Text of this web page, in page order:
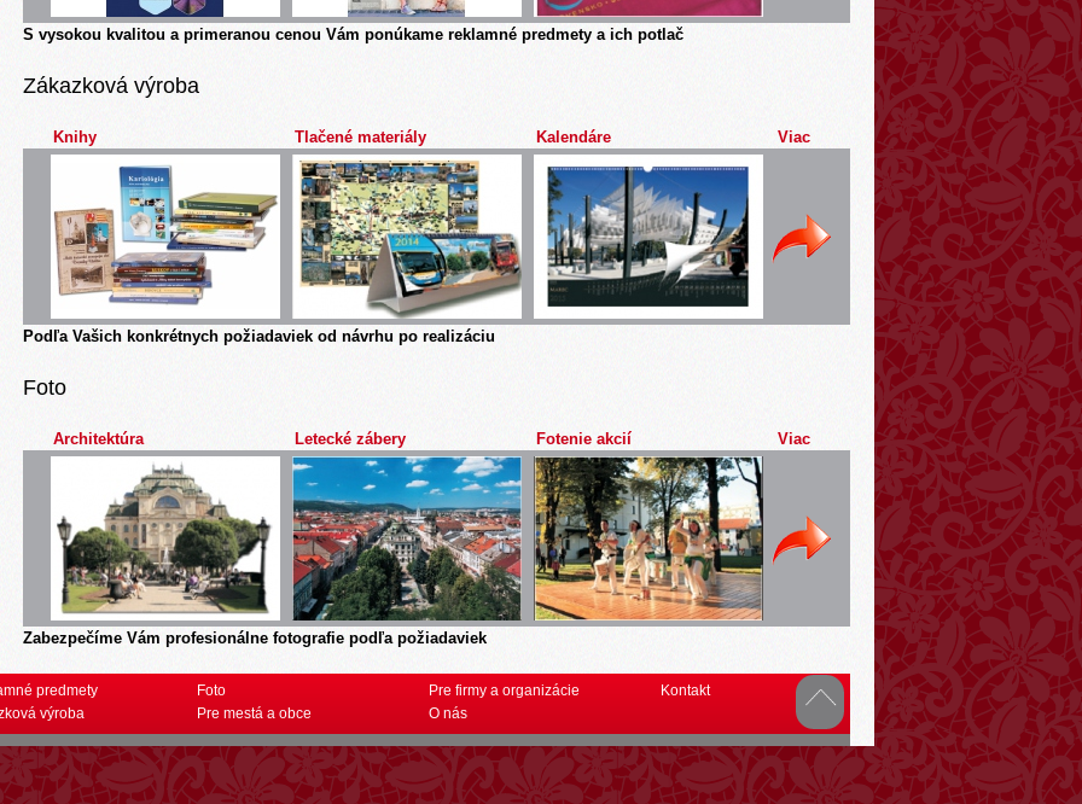
S vysokou kvalitou a primeranou cenou Vám ponúkame reklamné predmety a ich potlač
Zákazková výroba
Knihy Tlačené materiály Kalendáre Viac
Podľa Vašich konkrétnych požiadaviek od návrhu po realizáciu
Foto
Architektúra Letecké zábery Fotenie akcií Viac
Zabezpečíme Vám profesionálne fotografie podľa požiadaviek
predmety
výroba
Foto
Pre mestá a obce
Pre firmy a organizácie
O nás
Kontakt